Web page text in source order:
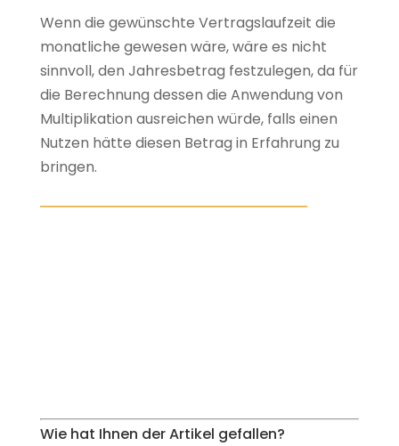
Wenn die gewünschte Vertragslaufzeit die
monatliche gewesen wäre, wäre es nicht
sinnvoll, den Jahresbetrag festzulegen, da für
die Berechnung dessen die Anwendung von
Multiplikation ausreichen würde, falls einen
Nutzen hätte diesen Betrag in Erfahrung zu
bringen.
Wie hat Ihnen der Artikel gefallen?